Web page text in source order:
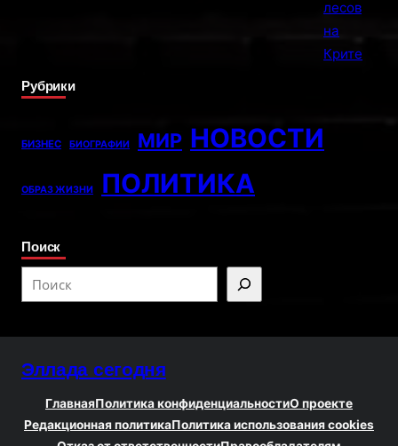
Рубрики
БИЗНЕС БИОГРАФИИ МИР НОВОСТИ
ОБРАЗ ЖИЗНИ ПОЛИТИКА
Поиск
e
c
Эллада сегодня
ГлавнаяПолитика конфиденциальностиО проекте
Редакционная политикаПолитика использования cookies